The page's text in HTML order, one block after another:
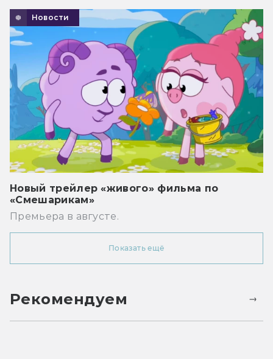
Новости
Новый трейлер «живого» фильма по
«Смешарикам»
Премьера в августе.
Показать ещё
Рекомендуем